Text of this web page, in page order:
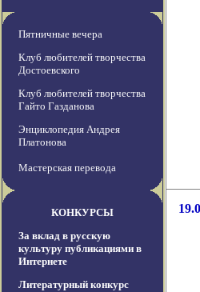
Пятничные вечера
Клуб любителей творчества
Достоевского
Клуб любителей творчества
Гайто Газданова
Энциклопедия Андрея
Платонова
Мастерская перевода
КОНКУРСЫ
За вклад в русскую
культуру публикациями в
Интернете
Литературный конкурс